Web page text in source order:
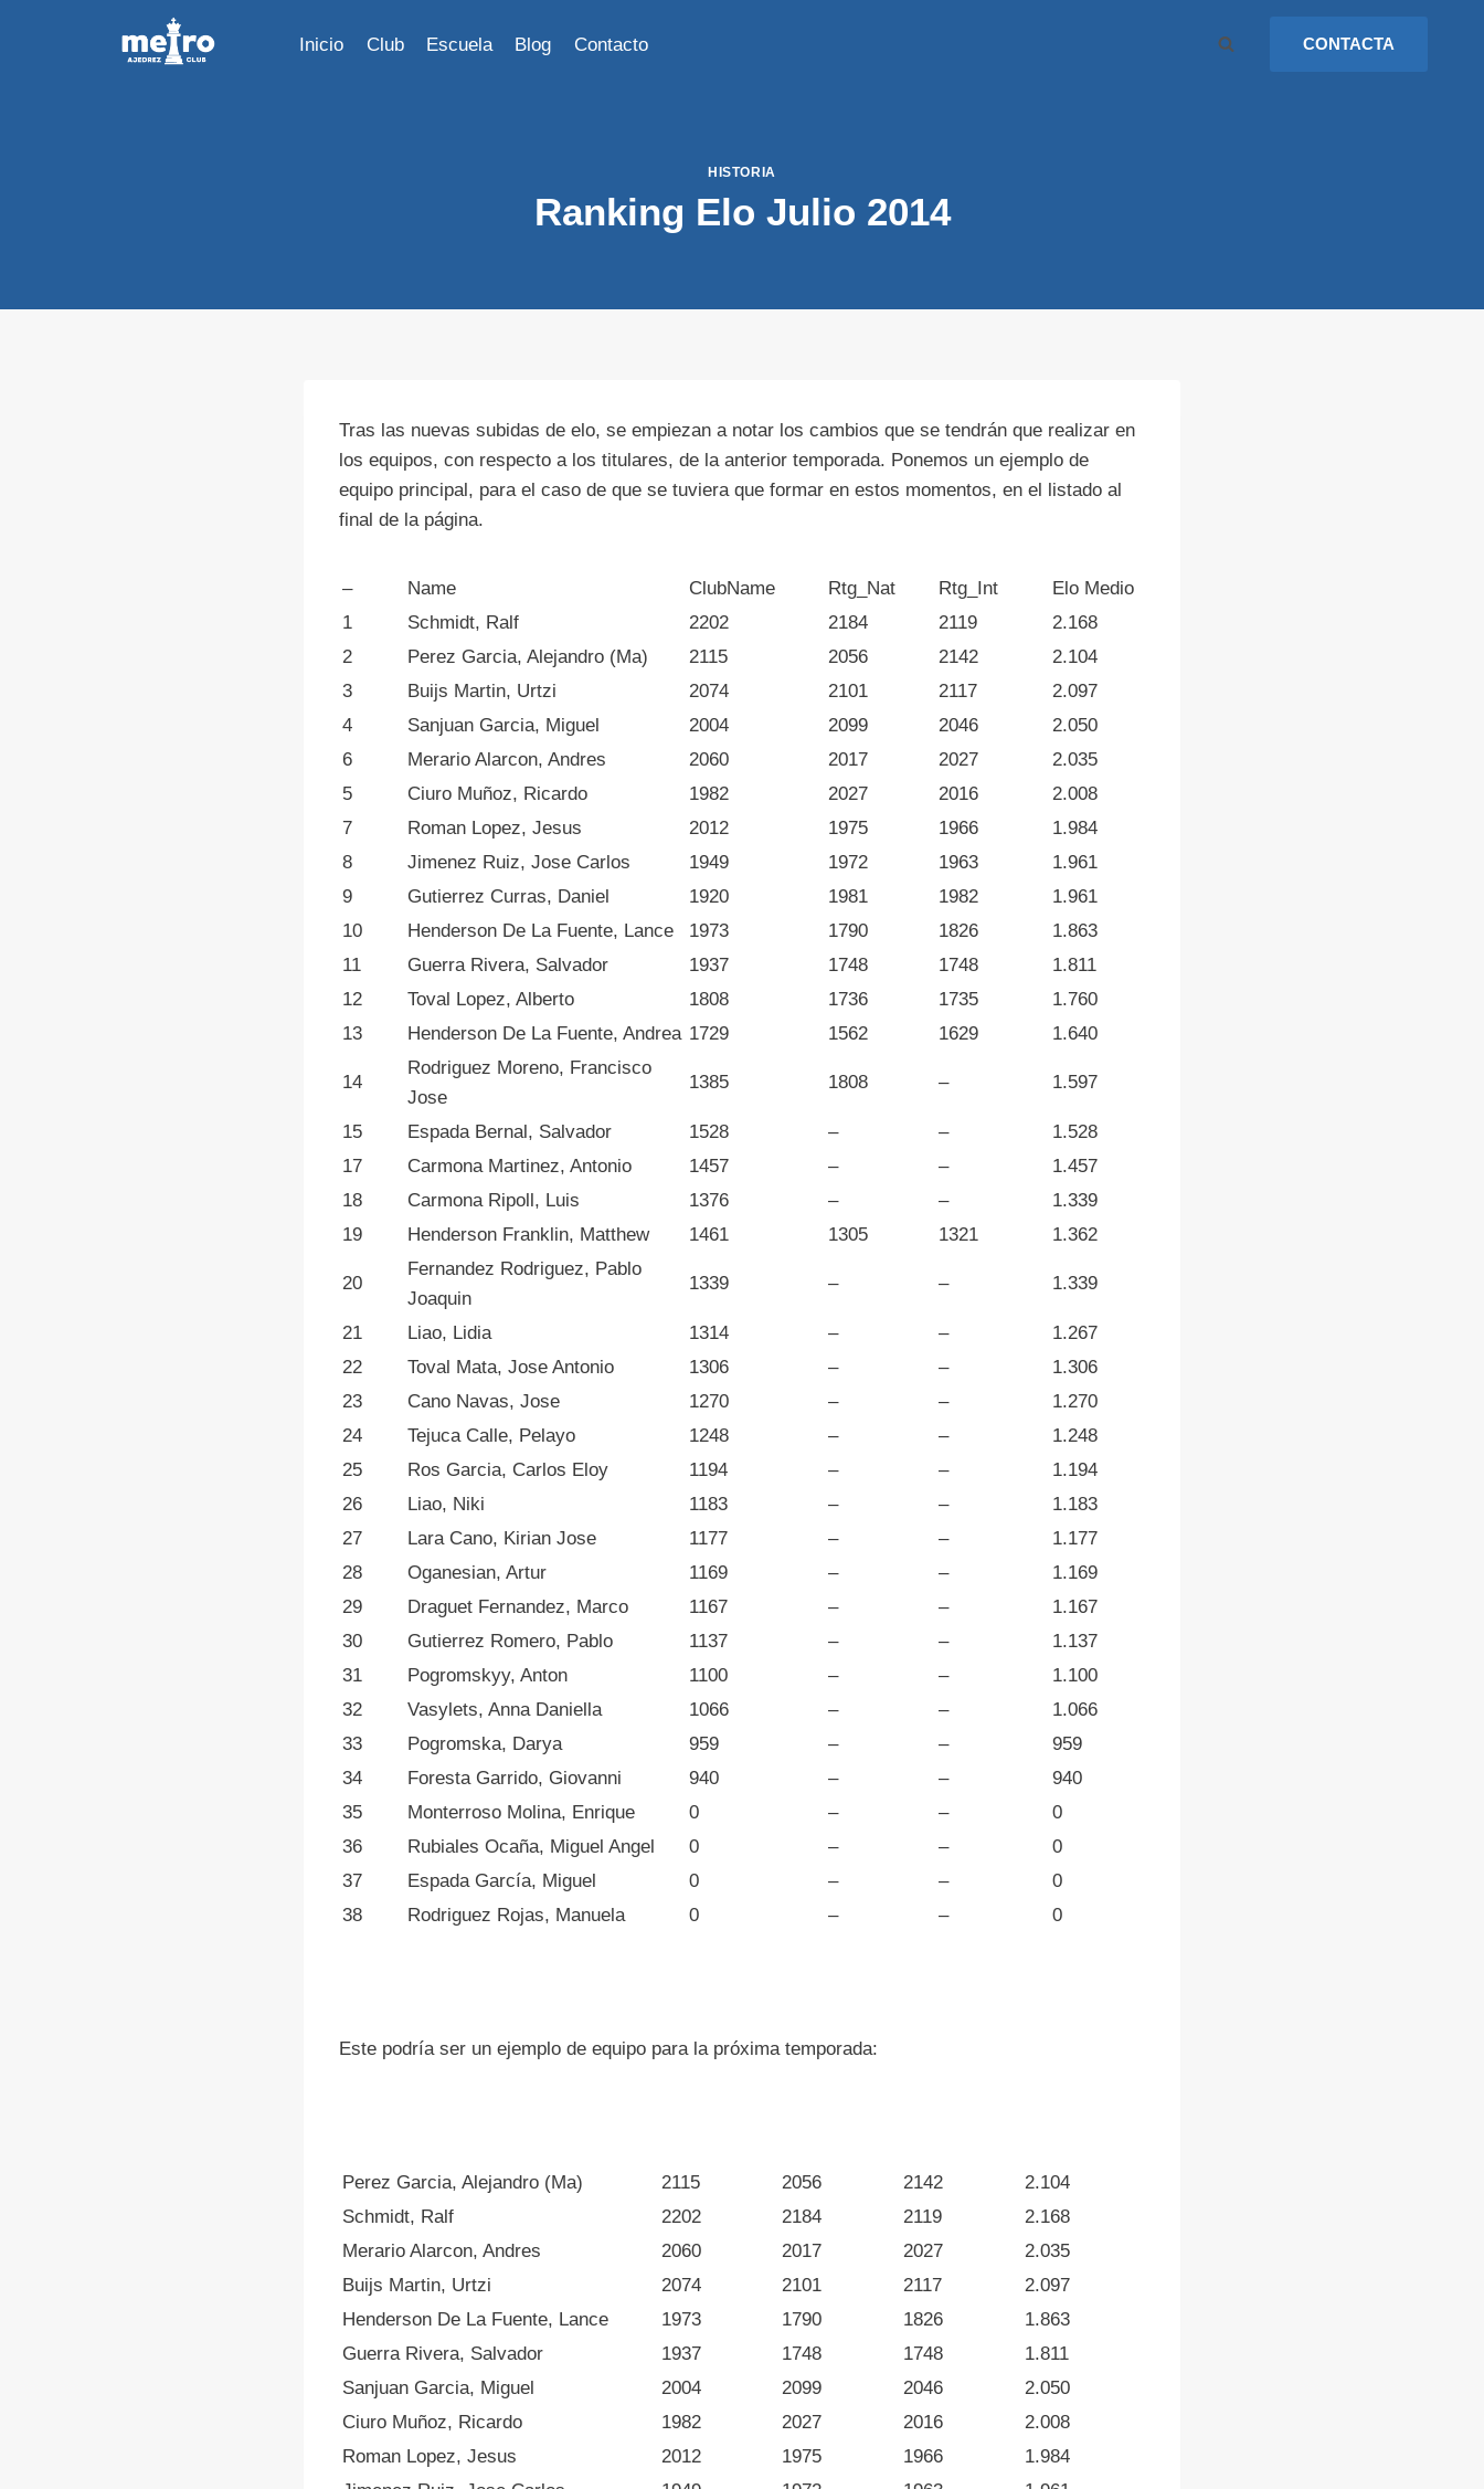
Inicio Club Escuela Blog Contacto CONTACTA
HISTORIA
Ranking Elo Julio 2014
Tras las nuevas subidas de elo, se empiezan a notar los cambios que se tendrán que realizar en
los equipos, con respecto a los titulares, de la anterior temporada. Ponemos un ejemplo de
equipo principal, para el caso de que se tuviera que formar en estos momentos, en el listado al
final de la página.
– Name ClubName Rtg_Nat Rtg_Int
Elo Medio
1
Schmidt, Ralf 2202 2184 2119
2.168
2
Perez Garcia, Alejandro (Ma) 2115 2056 2142
2.104
3
Buijs Martin, Urtzi 2074 2101 2117
2.097
4
Sanjuan Garcia, Miguel 2004 2099 2046
2.050
6
Merario Alarcon, Andres 2060 2017 2027
2.035
5
Ciuro Muñoz, Ricardo 1982 2027 2016
2.008
7
Roman Lopez, Jesus 2012 1975 1966
1.984
8
Jimenez Ruiz, Jose Carlos 1949 1972 1963
1.961
9
Gutierrez Curras, Daniel 1920 1981 1982
1.961
10
Henderson De La Fuente, Lance 1973 1790 1826
1.863
11
Guerra Rivera, Salvador 1937 1748 1748
1.811
12
Toval Lopez, Alberto 1808 1736 1735
1.760
13
Henderson De La Fuente, Andrea 1729 1562 1629 1.640
14
Rodriguez Moreno, Francisco
Jose
1385 1808 – 1.597
15 Espada Bernal, Salvador 1528 – –
1.528
17
Carmona Martinez, Antonio 1457 – –
1.457
18
Carmona Ripoll, Luis 1376 – –
1.339
19
Henderson Franklin, Matthew 1461 1305 1321 1.362
20
Fernandez Rodriguez, Pablo
Joaquin
1339 – – 1.339
21 Liao, Lidia 1314 – –
1.267
22
Toval Mata, Jose Antonio 1306 – –
1.306
23
Cano Navas, Jose 1270 – –
1.270
24
Tejuca Calle, Pelayo 1248 – –
1.248
25
Ros Garcia, Carlos Eloy 1194 – –
1.194
26
Liao, Niki 1183 – –
1.183
27
Lara Cano, Kirian Jose 1177 – –
1.177
28
Oganesian, Artur 1169 – –
1.169
29
Draguet Fernandez, Marco 1167 – –
1.167
30
Gutierrez Romero, Pablo 1137 – –
1.137
31
Pogromskyy, Anton 1100 – –
1.100
32
Vasylets, Anna Daniella 1066 – –
1.066
33
Pogromska, Darya 959 – –
959
34
Foresta Garrido, Giovanni 940 – –
940
35
Monterroso Molina, Enrique 0 – –
0
36
Rubiales Ocaña, Miguel Angel 0 – –
0
37
Espada García, Miguel 0 – –
0
38
Rodriguez Rojas, Manuela 0 – – 0
Este podría ser un ejemplo de equipo para la próxima temporada:
Perez Garcia, Alejandro (Ma) 2115 2056 2142
2.104
Schmidt, Ralf
2202 2184 2119
2.168
Merario Alarcon, Andres
2060 2017 2027
2.035
Buijs Martin, Urtzi
2074 2101 2117
2.097
Henderson De La Fuente, Lance
1973 1790 1826
1.863
Guerra Rivera, Salvador
1937 1748 1748
1.811
Sanjuan Garcia, Miguel
2004 2099 2046
2.050
Ciuro Muñoz, Ricardo
1982 2027 2016
2.008
Roman Lopez, Jesus
2012 1975 1966
1.984